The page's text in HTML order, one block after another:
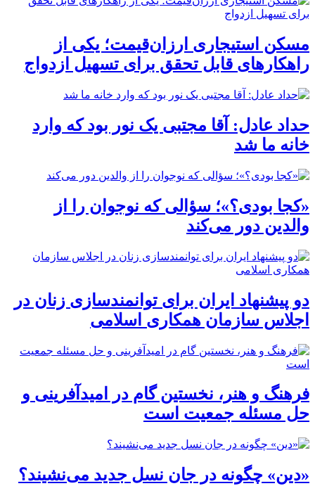
مسکن استیجاری ارزان‌قیمت؛ یکی از
راهکارهای قابل تحقق برای تسهیل ازدواج
حداد عادل: آقا مجتبی یک نور بود که وارد
خانه ما شد
«کجا بودی؟»؛ سؤالی که نوجوان را از
والدین دور می‌کند
دو پیشنهاد ایران برای توانمندسازی زنان در
اجلاس سازمان همکاری اسلامی
فرهنگ و هنر، نخستین گام در امیدآفرینی و
حل مسئله جمعیت است
«دین» چگونه در جان نسل جدید می‌نشیند؟